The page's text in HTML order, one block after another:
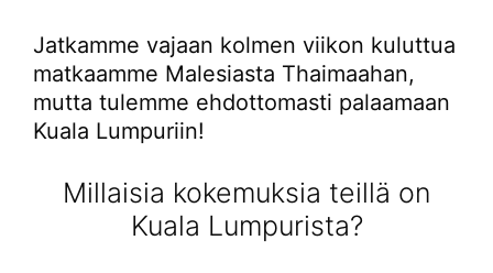
Jatkamme vajaan kolmen viikon kuluttua
matkaamme Malesiasta Thaimaahan,
mutta tulemme ehdottomasti palaamaan
Kuala Lumpuriin!
Millaisia kokemuksia teillä on
Kuala Lumpurista?